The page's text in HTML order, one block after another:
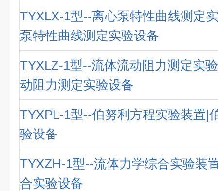
TYXLX-1型--离心泵特性曲线测定
泵特性曲线测定实验设备
TYXLZ-1型--流体流动阻力测定实
动阻力测定实验设备
TYXPL-1型--伯努利方程实验装置|
验设备
TYXZH-1型--流体力学综合实验装
合实验设备